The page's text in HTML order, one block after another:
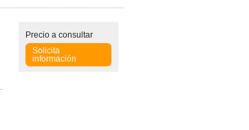
Precioa consultar
Solicita
información